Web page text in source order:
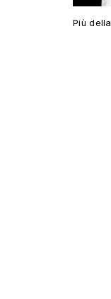
Più